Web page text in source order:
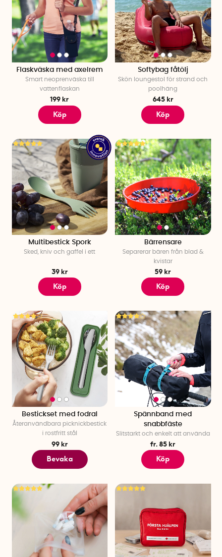
Flaskväska med axelrem
Smart neoprenväska till
vattenflaskan
199 kr
Köp
Softybag fåtölj
Skön loungestol för strand och
poolhäng
645 kr
Köp
Multibestick Spork
Sked, kniv och gaffel i ett
39 kr
Köp
Bärrensare
Separerar bären från blad &
kvistar
59 kr
Köp
Bestickset med fodral
Återanvändbara picknickbestick
i rostfritt stål
99 kr
Bevaka
Spännband med
snabbfäste
Slitstarkt och enkelt att använda
fr. 85 kr
Köp